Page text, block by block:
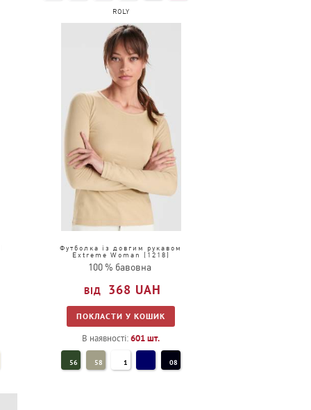
4
ROLY
Футболка із довгим рукавом
Extreme Woman (1218)
100 % бавовна
368 UAH
ПОКЛАСТИ У КОШИК
В наявності:601шт.
56 58 1 08